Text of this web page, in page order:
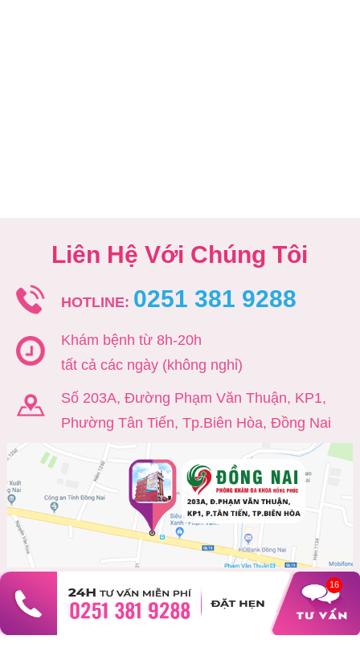
Liên Hệ Với Chúng Tôi
HOTLINE: 0251 381 9288
Khám bệnh từ 8h-20h
tất cả các ngày (không nghỉ)
Số 203A, Đường Phạm Văn Thuận, KP1,
Phường Tân Tiến, Tp.Biên Hòa, Đồng Nai
49